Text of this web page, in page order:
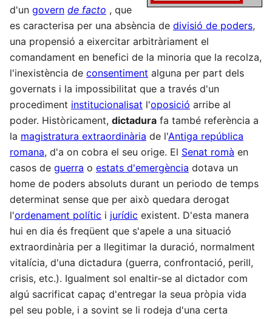
d'un govern de facto , que
es caracterisa per una absència de divisió de poders,
una propensió a eixercitar arbitràriament el
comandament en benefici de la minoria que la recolza,
l'inexistència de consentiment alguna per part dels
governats i la impossibilitat que a través d'un
procediment institucionalisat l'oposició arribe al
poder. Històricament, dictadura fa també referència a
la magistratura extraordinària de l'Antiga república
romana, d'a on cobra el seu orige. El Senat romà en
casos de guerra o estats d'emergència dotava un
home de poders absoluts durant un periodo de temps
determinat sense que per això quedara derogat
l'ordenament polític i jurídic existent. D'esta manera
hui en dia és freqüent que s'apele a una situació
extraordinària per a llegitimar la duració, normalment
vitalícia, d'una dictadura (guerra, confrontació, perill,
crisis, etc.). Igualment sol enaltir-se al dictador com
algú sacrificat capaç d'entregar la seua pròpia vida
pel seu poble, i a sovint se li rodeja d'una certa